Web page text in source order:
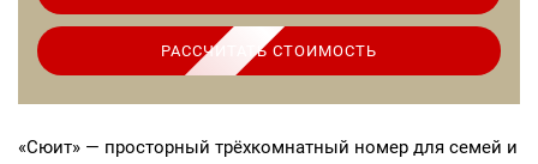
РАССЧИТАТЬ СТОИМОСТЬ
«Сюит» — просторный трёхкомнатный номер для семей и